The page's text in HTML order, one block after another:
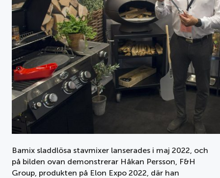
Bamix sladdlösa stavmixer lanserades i maj 2022, och
på bilden ovan demonstrerar Håkan Persson, F&H
Group, produkten på Elon Expo 2022, där han